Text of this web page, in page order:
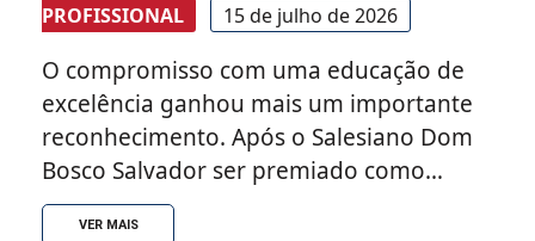
PROFISSIONAL
15 de julho de 2026
O compromisso com uma educação de
excelência ganhou mais um importante
reconhecimento. Após o Salesiano Dom
Bosco Salvador ser premiado como
Melhor Escola na 1ª edição do Prêmio
VER MAIS